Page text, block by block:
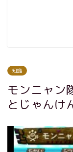
知識
モンニャン
とじゃんけ